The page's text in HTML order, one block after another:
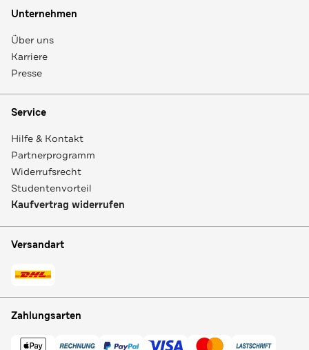
Unternehmen
Über uns
Karriere
Presse
Service
Hilfe & Kontakt
Partnerprogramm
Widerrufsrecht
Studentenvorteil
Kaufvertrag widerrufen
Versandart
Zahlungsarten